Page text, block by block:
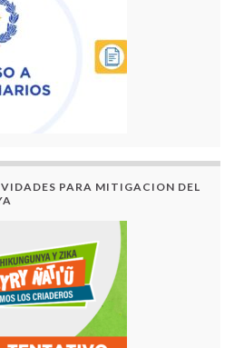
PARA MITIGACION DEL